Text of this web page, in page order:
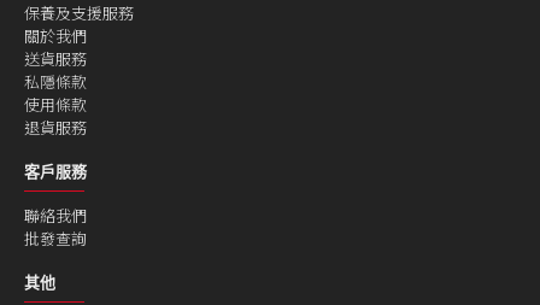
保養及支援服務
關於我們
送貨服務
私隱條款
使用條款
退貨服務
客戶服務
聯絡我們
批發查詢
其他